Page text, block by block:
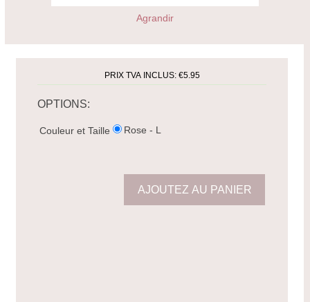
Agrandir
PRIX TVA INCLUS: €5.95
OPTIONS:
Couleur et Taille Rose - L